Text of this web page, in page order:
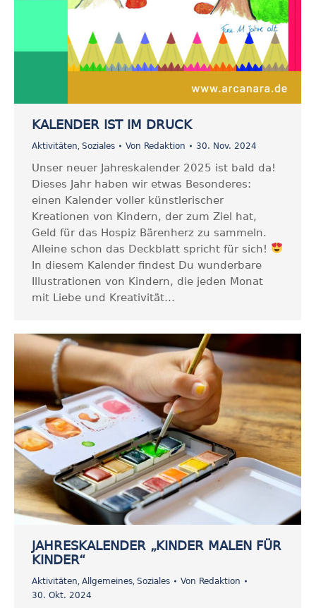
KALENDER IST IM DRUCK
Aktivitäten, Soziales Von Redaktion 30. Nov. 2024
Unser neuer Jahreskalender 2025 ist bald da!
Dieses Jahr haben wir etwas Besonderes:
einen Kalender voller künstlerischer
Kreationen von Kindern, der zum Ziel hat,
Geld für das Hospiz Bärenherz zu sammeln.
Alleine schon das Deckblatt spricht für sich!
In diesem Kalender findest Du wunderbare
Illustrationen von Kindern, die jeden Monat
mit Liebe und Kreativität…
JAHRESKALENDER „KINDER MALEN FÜR
KINDER“
Aktivitäten, Allgemeines, Soziales Von Redaktion
30. Okt. 2024